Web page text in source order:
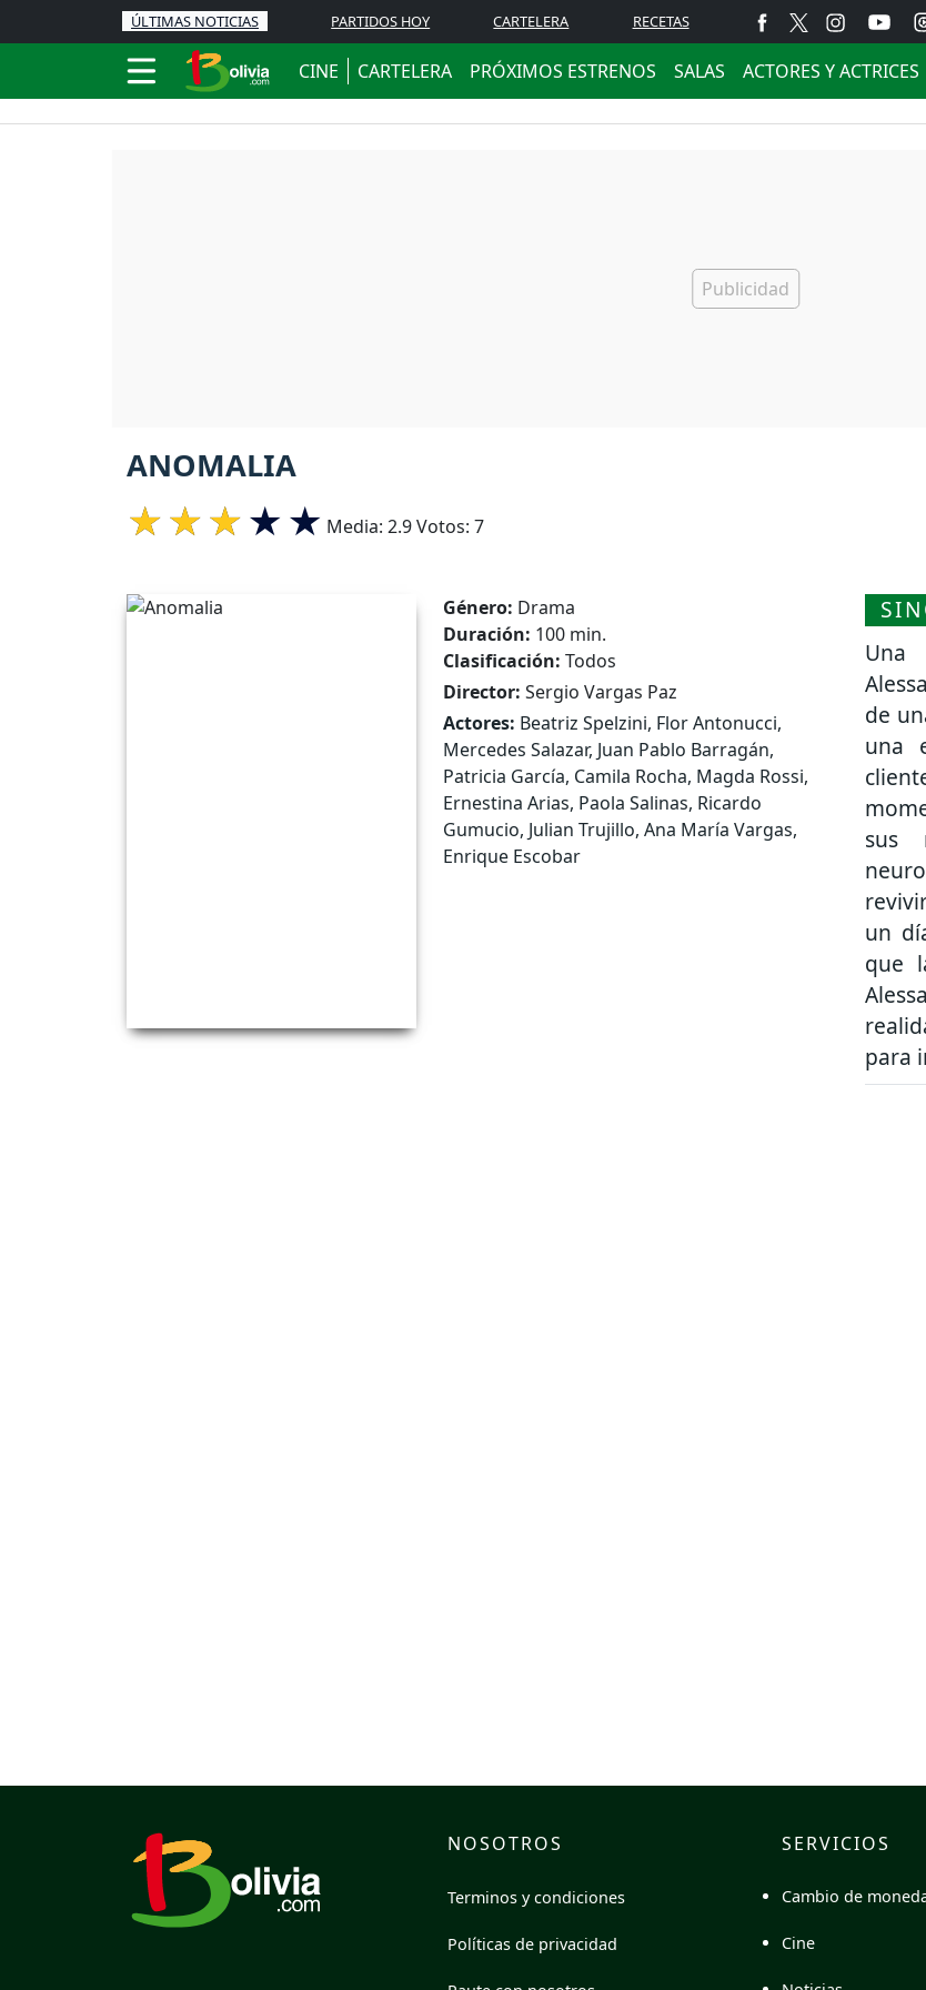
ÚLTIMAS NOTICIAS PARTIDOS HOY CARTELERA RECETAS
CINE CARTELERA PRÓXIMOS ESTRENOS SALAS ACTORES Y ACTRICES
ANOMALIA
Media: 2.9Votos: 7
Género: Drama
Duración: 100 min.
Clasificación: Todos
Director: Sergio Vargas Paz
Actores: Beatriz Spelzini, Flor Antonucci,
Mercedes Salazar, Juan Pablo Barragán,
Patricia García, Camila Rocha, Magda Rossi,
Ernestina Arias, Paola Salinas, Ricardo
Gumucio, Julian Trujillo, Ana María Vargas,
Enrique Escobar
Una
de
una
sus
un
que
para
NOSOTROS
Terminos y condiciones
Políticas de privacidad
SERVICIOS
Cambio de
Cine